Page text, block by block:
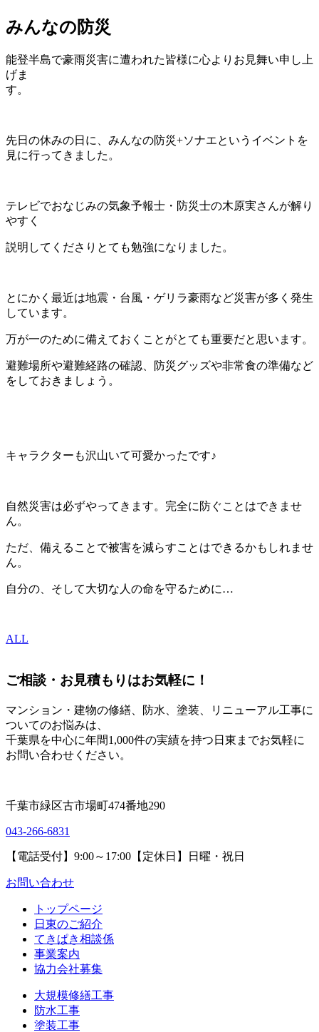
みんなの防災
能登半島で豪雨災害に遭われた皆様に心よりお見舞い申し上
げま
す
先日の休みの日に、みんなの防災+ソナエというイベントを
見に行ってきました。
テレビでおなじみの気象予報士・防災士の木原実さんが解り
やすく
説明してくださりとても勉強になりました。
とにかく最近は地震・台風・ゲリラ豪雨など災害が多く発生
しています。
万が一のために備えておくことがとても重要だと思います。
避難場所や避難経路の確認、防災グッズや非常食の準備など
をしておきましょう。
キャラクターも沢山いて可愛かったです♪
自然災害は必ずやってきます。完全に防ぐことはできませ
ん。
ただ、備えることで被害を減らすことはできるかもしれませ
ん。
自分の、そして大切な人の命を守るために…
ALL
ご相談・お見積もりはお気軽に！
マンション・建物の修繕、防水、塗装、リニューアル工事に
ついてのお悩みは、
千葉県を中心に年間1,000件の実績を持つ日東までお気軽に
お問い合わせください。
千葉市緑区古市場町474番地290
043-266-6831
【電話受付】9:00～17:00【定休日】日曜・祝日
お問い合わせ
トップページ
日東のご紹介
てきぱき相談係
事業案内
協力会社募集
大規模修繕工事
防水工事
塗装工事